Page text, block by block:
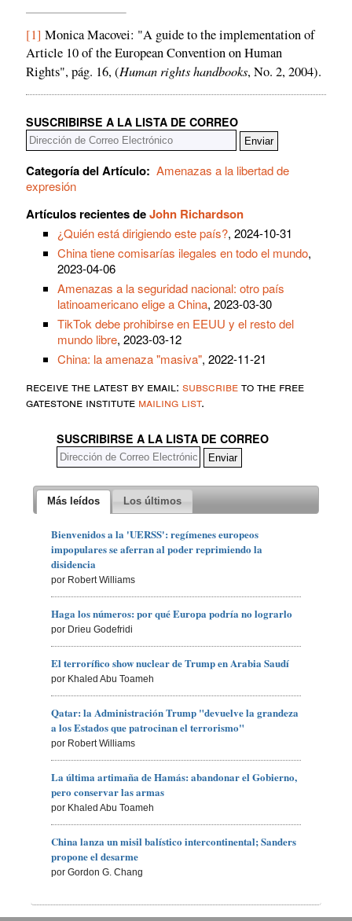
[1] Monica Macovei: "A guide to the implementation of
Article 10 of the European Convention on Human
Rights", pág. 16, (Human rights handbooks, No. 2, 2004).
SUSCRIBIRSE A LA LISTA DE CORREO
Categoría del Artículo: Amenazas a la libertad de
expresión
Artículos recientes deJohn Richardson
¿Quién está dirigiendo este país?, 2024-10-31
China tiene comisarías ilegales en todo el mundo,
2023-04-06
Amenazas a la seguridad nacional: otro país
latinoamericano elige a China, 2023-03-30
TikTok debe prohibirse en EEUU y el resto del
mundo libre, 2023-03-12
China: la amenaza "masiva", 2022-11-21
receive the latest by email: subscribeto the free
gatestone institute mailing list.
SUSCRIBIRSE A LA LISTA DE CORREO
Más leídos Los últimos
Bienvenidos a la 'UERSS': regímenes europeos
impopulares se aferran al poder reprimiendo la
disidencia
por Robert Williams
Haga los números: por qué Europa podría no lograrlo
por Drieu Godefridi
El terrorífico show nuclear de Trump en Arabia Saudí
por Khaled Abu Toameh
Qatar: la Administración Trump "devuelve la grandeza
a los Estados que patrocinan el terrorismo"
por Robert Williams
La última artimaña de Hamás: abandonar el Gobierno,
pero conservar las armas
por Khaled Abu Toameh
China lanza un misil balístico intercontinental; Sanders
propone el desarme
por Gordon G. Chang